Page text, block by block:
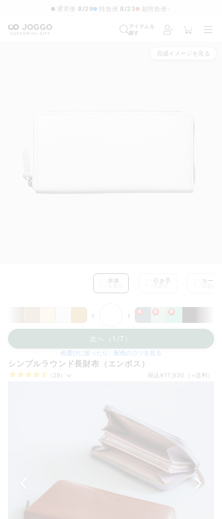
通常便 8/29 特急便 8/23 超特急便−
アイテムを
探す
完成イメージを見る
本体 引き手 カード
限 限 限
‹ ›
シンプルラウンド長財布（エンボス）
（29） 税込 ¥17,930 （+送料）
次へ（1/7）
色選びに迷ったら、配色のコツを見る